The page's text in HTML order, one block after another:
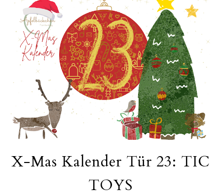
X-Mas Kalender Tür 23: TIC
TOYS